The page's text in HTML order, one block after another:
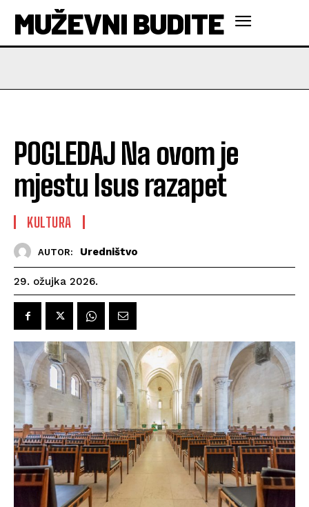
MUŽEVNI BUDITE
POGLEDAJ Na ovom je
mjestu Isus razapet
KULTURA
AUTOR: Uredništvo
29. ožujka 2026.